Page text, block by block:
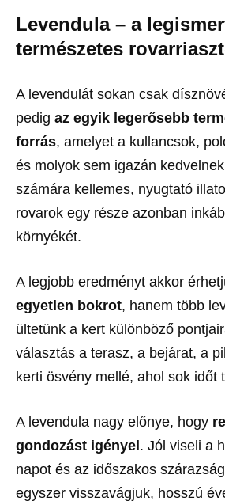
Levendula – a
természetes
A levendulát sokan csak
pedig az egyik legerősebb
forrás, amelyet a kullancsok,
és molyok sem igazán
számára kellemes, nyugtató
rovarok egy része azonban
környékét.
A legjobb eredményt akkor
egyetlen bokrot, hanem több
ültetünk a kert különböző
választás a terasz, a bejárat, a
kerti ösvény mellé, ahol sok időt
A levendula nagy előnye, hogy
gondozást igényel. Jól viseli a
napot és az időszakos
egyszer visszavágjuk, hosszú